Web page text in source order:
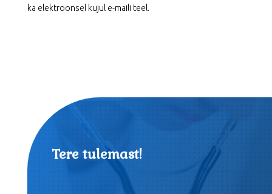
ka elektroonsel kujul e-maili teel.
Tere tulemast!